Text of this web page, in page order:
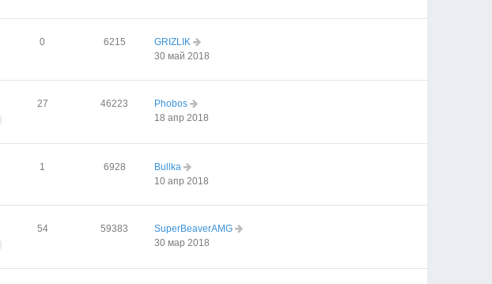
0 6215
GRIZLIK
30 май 2018
27 46223
Phobos
18 апр 2018
1 6928
Bullka
10 апр 2018
54 59383
SuperBeaverAMG
30 мар 2018